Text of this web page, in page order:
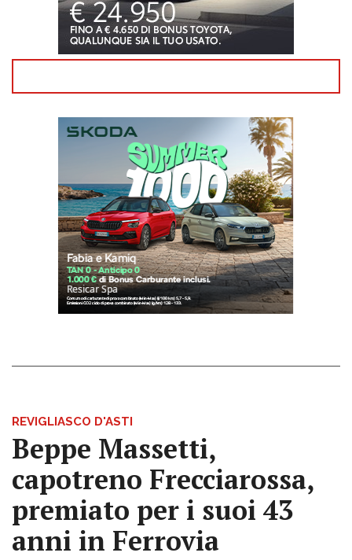
REVIGLIASCO D'ASTI
Beppe Massetti,
capotreno Frecciarossa,
premiato per i suoi 43
anni in Ferrovia